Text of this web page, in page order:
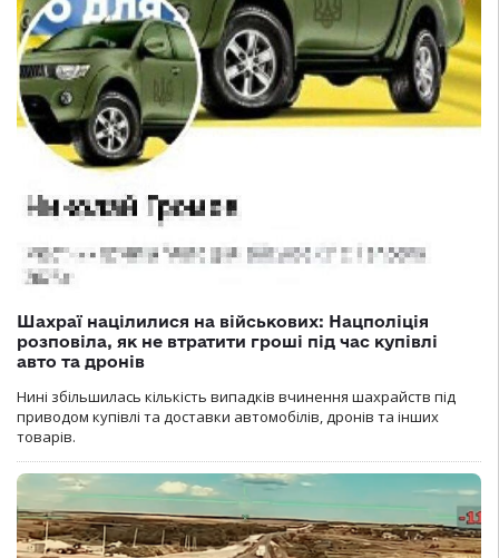
Шахраї націлилися на військових: Нацполіція
розповіла, як не втратити гроші під час купівлі
авто та дронів
Нині збільшилась кількість випадків вчинення шахрайств під
приводом купівлі та доставки автомобілів, дронів та інших
товарів.